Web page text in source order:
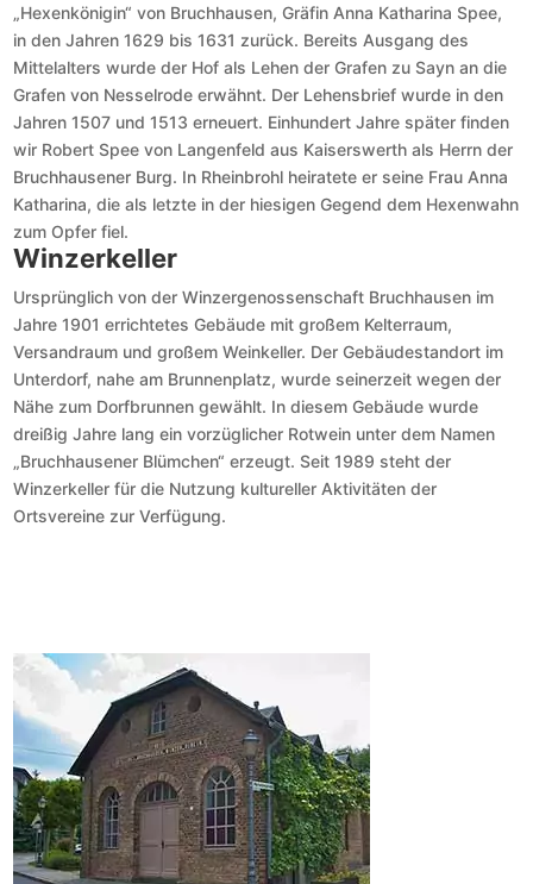
„Hexenkönigin“ von Bruchhausen, Gräfin Anna Katharina Spee,
in den Jahren 1629 bis 1631 zurück. Bereits Ausgang des
Mittelalters wurde der Hof als Lehen der Grafen zu Sayn an die
Grafen von Nesselrode erwähnt. Der Lehensbrief wurde in den
Jahren 1507 und 1513 erneuert. Einhundert Jahre später finden
wir Robert Spee von Langenfeld aus Kaiserswerth als Herrn der
Bruchhausener Burg. In Rheinbrohl heiratete er seine Frau Anna
Katharina, die als letzte in der hiesigen Gegend dem Hexenwahn
zum Opfer fiel.
Winzerkeller
Ursprünglich von der Winzergenossenschaft Bruchhausen im
Jahre 1901 errichtetes Gebäude mit großem Kelterraum,
Versandraum und großem Weinkeller. Der Gebäudestandort im
Unterdorf, nahe am Brunnenplatz, wurde seinerzeit wegen der
Nähe zum Dorfbrunnen gewählt. In diesem Gebäude wurde
dreißig Jahre lang ein vorzüglicher Rotwein unter dem Namen
„Bruchhausener Blümchen“ erzeugt. Seit 1989 steht der
Winzerkeller für die Nutzung kultureller Aktivitäten der
Ortsvereine zur Verfügung.